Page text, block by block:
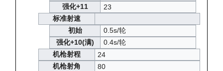
强化+11
23
标准射速
初始
0.5s/轮
强化+10(满)
0.4s/轮
机枪射程
24
机枪射角
80